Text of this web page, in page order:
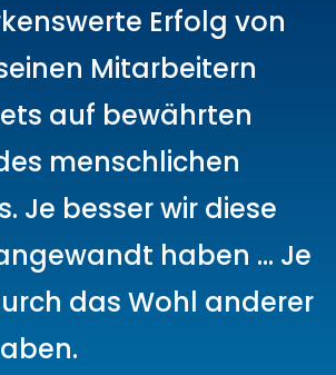
Erfolg von
Mitarbeitern
auf bewährten
menschlichen
Je besser wir diese
haben ... Je
das Wohl anderer